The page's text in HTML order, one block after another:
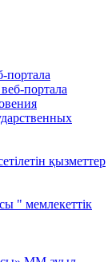
портала
портала
қызметтер
" мемлекеттік